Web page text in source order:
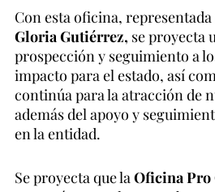
Con esta oficina, representada
Gloria Gutiérrez, se proyecta
prospección y seguimiento a
impacto para el estado, así
continúa para la atracción de
además del apoyo y
en la entidad.
Se proyecta que la Oficina Pro